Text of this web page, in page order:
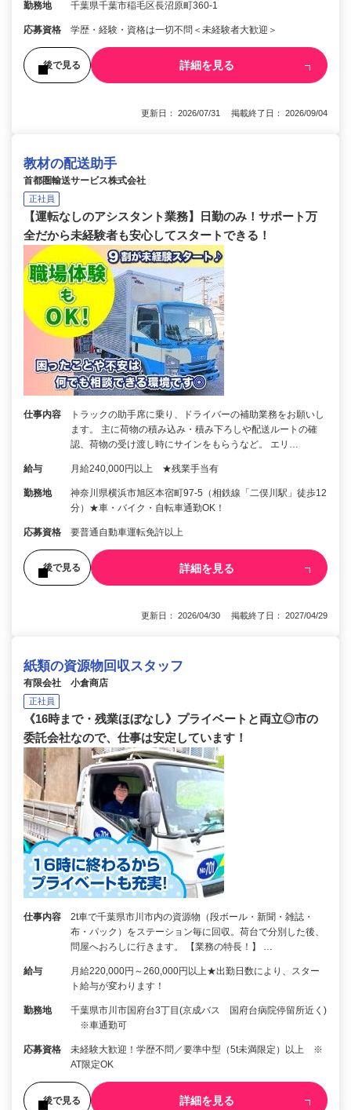
勤務地 千葉県千葉市稲毛区長沼原町360-1
応募資格 学歴・経験・資格は一切不問＜未経験者大歓迎＞
後で見る 詳細を見る
更新日： 2026/07/31 掲載終了日： 2026/09/04
教材の配送助手
首都圏輸送サービス株式会社
正社員
【運転なしのアシスタント業務】日勤のみ！サポート万
全だから未経験者も安心してスタートできる！
仕事内容
トラックの助手席に乗り、ドライバーの補助業務をお願いし
ます。 主に荷物の積み込み・積み下ろしや配送ルートの確
認、荷物の受け渡し時にサインをもらうなど。 エリ…
給与 月給240,000円以上 ★残業手当有
勤務地
神奈川県横浜市旭区本宿町97-5（相鉄線「二俣川駅」徒歩12
分）★車・バイク・自転車通勤OK！
応募資格 要普通自動車運転免許以上
後で見る 詳細を見る
更新日： 2026/04/30 掲載終了日： 2027/04/29
紙類の資源物回収スタッフ
有限会社 小倉商店
正社員
《16時まで・残業ほぼなし》プライベートと両立◎市の
委託会社なので、仕事は安定しています！
仕事内容
2t車で千葉県市川市内の資源物（段ボール・新聞・雑誌・
布・パック）をステーション毎に回収。荷台で分別した後、
問屋へおろしに行きます。 【業務の特長！】 …
給与
月給220,000円～260,000円以上★出勤日数により、スター
ト給与が変わります！
勤務地
千葉県市川市国府台3丁目(京成バス 国府台病院停留所近く)
※車通勤可
応募資格
未経験大歓迎！学歴不問／要準中型（5t未満限定）以上 ※
AT限定OK
後で見る 詳細を見る